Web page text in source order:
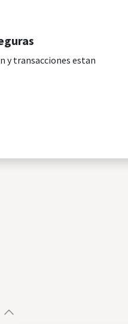
y transacciones estan